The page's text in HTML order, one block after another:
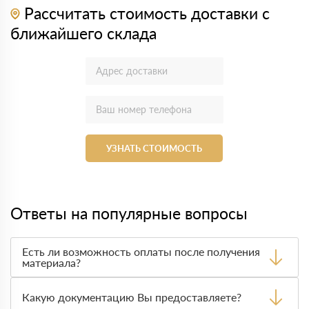
Рассчитать стоимость доставки с
ближайшего склада
УЗНАТЬ СТОИМОСТЬ
Ответы на популярные вопросы
Есть ли возможность оплаты после получения
материала?
оплата по факту получения товара. При этом, если
Какую документацию Вы предоставляете?